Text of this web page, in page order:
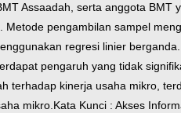
Assaadah, serta anggota
pengambilan sampel
regresi linier
pengaruh yang tidak
terhadap kinerja usaha mikro,
mikro. Kata Kunci : Akses